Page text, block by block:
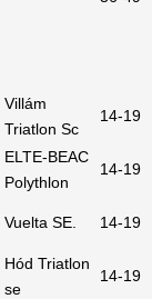
Villám
Triatlon Sc
14-19
ELTE-BEAC
Polythlon
14-19
Vuelta SE. 14-19
Hód Triatlon
se
14-19